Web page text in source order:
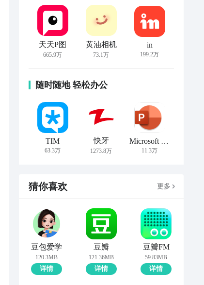
天天P图
665.9万
黄油相机
73.1万
in
199.2万
随时随地 轻松办公
TIM
63.3万
快牙
1273.8万
Microsoft PowerPoint
11.3万
猜你喜欢 更多
豆包爱学
120.3MB
详情
豆瓣
121.36MB
详情
豆瓣FM
59.83MB
详情